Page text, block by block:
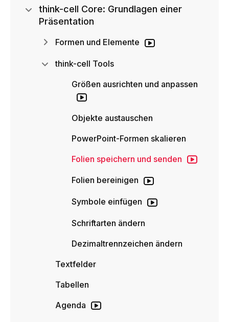
think-cell Core: Grundlagen einer
Präsentation
Formen und Elemente
think-cell Tools
Größen ausrichten und anpassen
Objekte austauschen
PowerPoint-Formen skalieren
Folien speichern und senden
Folien bereinigen
Symbole einfügen
Schriftarten ändern
Dezimaltrennzeichen ändern
Textfelder
Tabellen
Agenda